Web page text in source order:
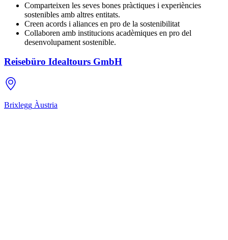
Comparteixen les seves bones pràctiques i experiències
sostenibles amb altres entitats.
Creen acords i aliances en pro de la sostenibilitat
Collaboren amb institucions acadèmiques en pro del
desenvolupament sostenible.
Reisebüro Idealtours GmbH
Brixlegg Àustria